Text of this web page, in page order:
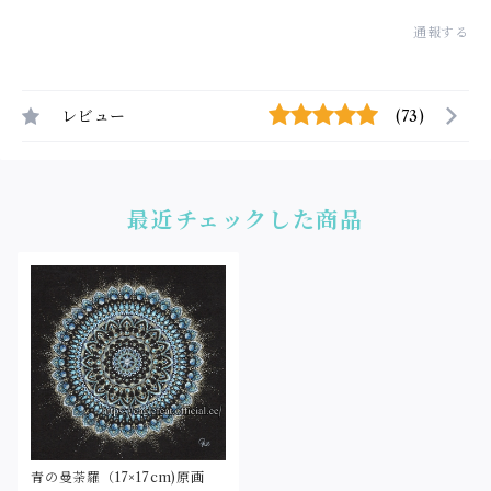
通報する
レビュー (73)
最近チェックした商品
青の曼荼羅（17×17cm)原画